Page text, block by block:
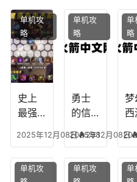
凡，
梦幻
十二
生肖
攻
略，
魔兽
世界
魔
团
备
史上
最强
容搭
配，
2025年12月08日 298
单机攻
略
勇士
的信
物技
能，
勇士
2025年12月08日
单机攻
略
梦
西
炼
炉
单
略
单机攻
单机攻
单